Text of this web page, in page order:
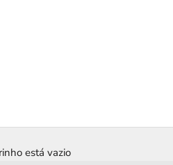
está vazio